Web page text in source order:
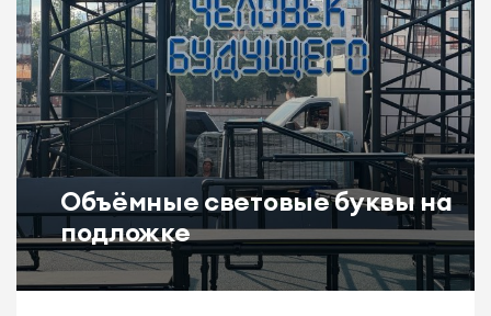
Объёмные световые буквы на
подложке